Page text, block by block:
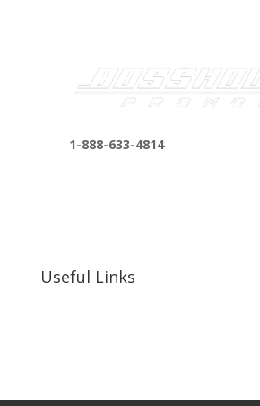
1-888-633-4814
Useful Links